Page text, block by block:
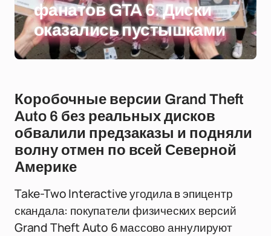
фанатов GTA 6. Диски
оказались пустышками
Коробочные версии Grand Theft
Auto 6 без реальных дисков
обвалили предзаказы и подняли
волну отмен по всей Северной
Америке
Take-Two Interactive угодила в эпицентр
скандала: покупатели физических версий
Grand Theft Auto 6 массово аннулируют